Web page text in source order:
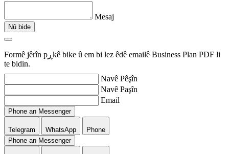
Mesaj
Nû bide
Formê jêrîn pڕkê bike û em bi lez êdê emailê Business Plan PDF li
te bidin.
Navê Pêşîn
Navê Paşîn
Email
Phone an Messenger
Telegram WhatsApp
Phone
Phone an Messenger